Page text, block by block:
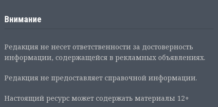
Внимание
Редакция не несет ответственности за достоверность
информации, содержащейся в рекламных объявлениях.
Редакция не предоставляет справочной информации.
Настоящий ресурс может содержать материалы 12+